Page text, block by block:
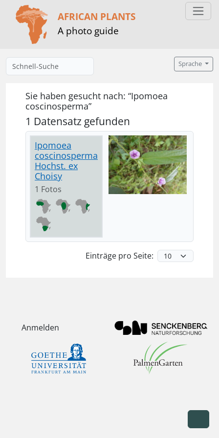
AFRICAN PLANTS
A photo guide
Sprache
Sie haben gesucht nach: “Ipomoea
coscinosperma”
1 Datensatz gefunden
Ipomoea
coscinosperma
Hochst. ex
Choisy
1 Fotos
Einträge pro Seite:
Anmelden